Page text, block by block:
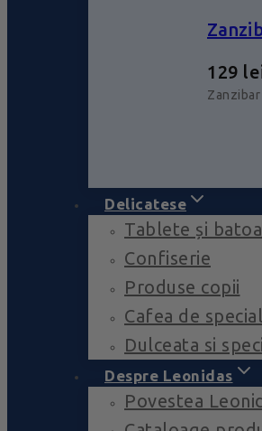
129
Delicatese
Tablete și
Confiserie
Produse copii
Cafea de
Dulceata si
Despre Leonidas
Povestea